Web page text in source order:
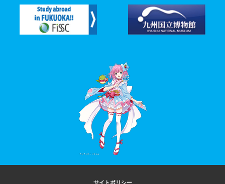
サイトポリシー